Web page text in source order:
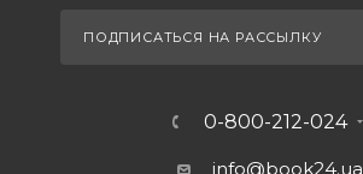
ПОДПИСАТЬСЯ НА РАССЫЛКУ
0-800-212-024
info@book24.ua